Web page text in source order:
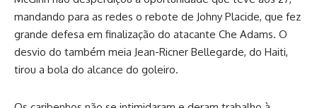
mandando para as redes o rebote de Johny Placide, que fez
grande defesa em finalização do atacante Che Adams. O
desvio do também meia Jean-Ricner Bellegarde, do Haiti,
tirou a bola do alcance do goleiro.